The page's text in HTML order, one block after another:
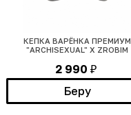
КЕПКА ВАРЁНКА ПРЕМИУМ
"ARCHISEXUAL" Х ZROBIM
2 990 ₽
Беру